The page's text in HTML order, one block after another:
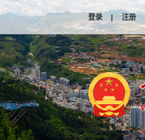
登录 | 注册